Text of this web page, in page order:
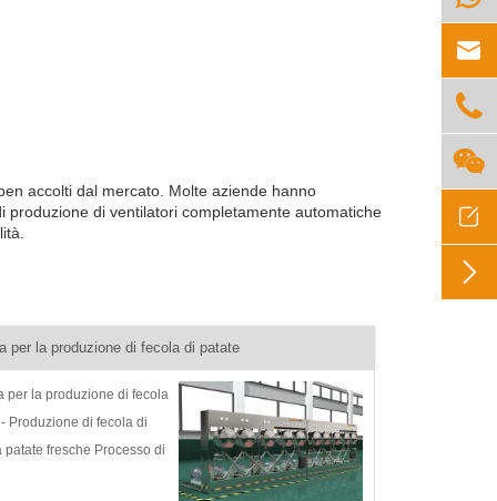
accolti dal mercato. Molte aziende hanno
di ventilatori completamente automatiche
per la produzione di fecola di patate
per la produzione di fecola
Produzione di fecola di
patate fresche Processo di




